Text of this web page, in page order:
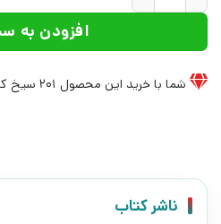
افزودن به
شما با خرید این محصول 201 سیخ
ناشر کتاب